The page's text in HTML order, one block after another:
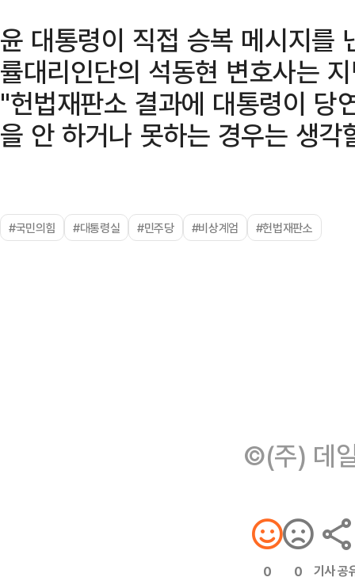
윤 대통령이 직접 승복 메시지를
률대리인단의 석동현 변호사는
"헌법재판소 결과에 대통령이 당
을 안 하거나 못하는 경우는 생
#국민의힘 #대통령실 #민주당 #비상계엄 #헌법재판소
©(주) 데
0 0 기사 공